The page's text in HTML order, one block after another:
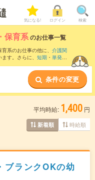
気になる! ログイン 検索
保育系のお仕事一覧
系のお仕事の他に、 介護関
す。さらに、 短期 ・ 単発な
条件の変更
平均時給: 1,400 円
新着順 時給順
ブランクOKの幼